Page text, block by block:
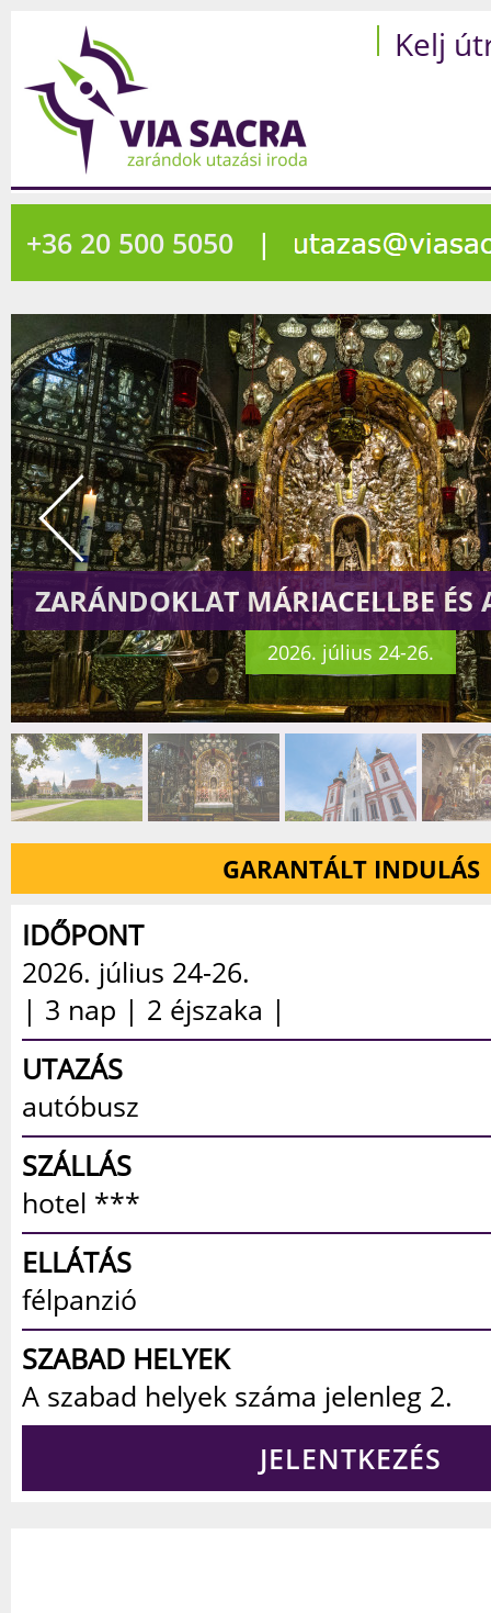
Kelj
+36 20 500 5050 |
1865
ZARÁNDOKLAT MÁRIACELLBE ÉS
2026. július 24-26.
GARANTÁLT INDULÁS
IDŐPONT
2026. július 24-26.
| 3 nap | 2 éjszaka |
UTAZÁS
autóbusz
SZÁLLÁS
hotel ***
ELLÁTÁS
félpanzió
SZABAD HELYEK
A szabad helyek száma jelenleg 2.
JELENTKEZÉS